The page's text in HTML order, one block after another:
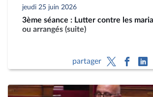
jeudi 25 juin 2026
3ème séance : Lutter contre les
ou arrangés (suite)
partager